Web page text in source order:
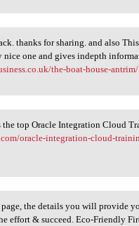
thanks for sharing. and also
nice one and gives indepth
the-boat-house-antrim/
top Oracle Integration Cloud
oracle-integration-cloud-
the details you will provide
effort & succeed. Eco-Friendly